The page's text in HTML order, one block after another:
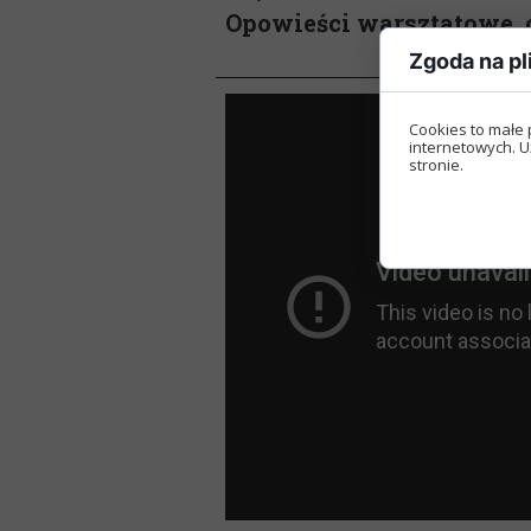
Opowieści warsztatowe,
Zgoda na
Cookies to
internetowych.
stronie.